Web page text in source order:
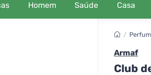
Homem Saúde Casa
/
Armaf
Club